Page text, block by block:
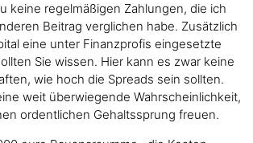
keine regelmäßigen Zahlungen, die ich
Beitrag verglichen habe. Zusätzlich
eine unter Finanzprofis eingesetzte
Sie wissen. Hier kann es zwar keine
wie hoch die Spreads sein sollten.
weit überwiegende Wahrscheinlichkeit,
ordentlichen Gehaltssprung freuen.